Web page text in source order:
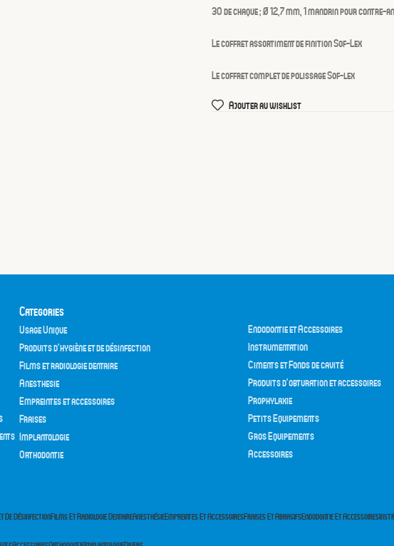
30 de chaque ; Ø 12,7 mm, 1 mandrin pour contre-
Le coffret assortiment de finition Sof-Lex
Le coffret complet de polissage Sof-lex
Ajouter au wishlist
Categories
Usage Unique
Produits d’hygiène et de désinfection
Films et radiologie dentaire
Anesthesie
Empreintes et accessoires
Fraises
Implantologie
Orthodontie
Endodontie et Accessoires
Instrumentation
Ciments et Fonds de cavité
Produits d’obturation et accessoires
Prophylaxie
Petits Equipements
Gros Equipements
Accessoires
De DésinfectionFilms Et Radiologie DentaireAnesthésieEmpreintes Et AccessoiresFraises Et AbrasifsEndodontie Et Accessoires